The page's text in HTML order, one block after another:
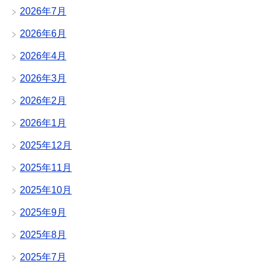
2026年7月
2026年6月
2026年4月
2026年3月
2026年2月
2026年1月
2025年12月
2025年11月
2025年10月
2025年9月
2025年8月
2025年7月